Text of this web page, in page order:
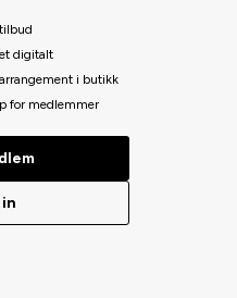
digitalt
i butikk
for medlemmer